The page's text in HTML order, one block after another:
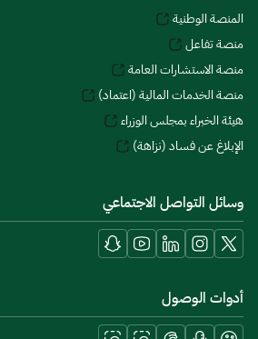
المنصة الوطنية
منصة تفاعل
منصة الاستشارات العامة
منصة الخدمات المالية (اعتماد)
هيئة الخبراء بمجلس الوزراء
الإبلاغ عن فساد (نزاهة)
وسائل التواصل الاجتماعي
أدوات الوصول